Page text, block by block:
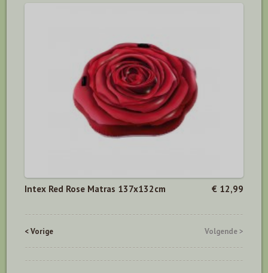
Intex Red Rose Matras 137x132cm € 12,99
< Vorige Volgende >